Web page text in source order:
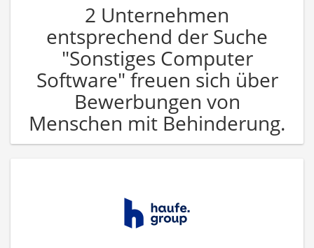
2 Unternehmen
entsprechend der Suche
"Sonstiges Computer
Software" freuen sich über
Bewerbungen von
Menschen mit Behinderung.